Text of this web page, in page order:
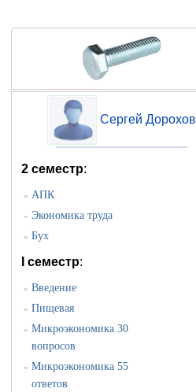
Сергей Дорохов
2 семестр:
» АПК
» Экономика труда
» Бух
I семестр:
» Введение
» Пищевая
» Микроэкономика 30
вопросов
» Микроэкономика 55
ответов